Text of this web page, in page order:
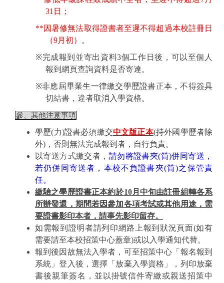
31 日；
**因暑修無法取得證書者至遲不得超過本校註冊日
（9月初）。
※完成報到並寄出資料3個工作日後，可以至個人
報到網頁查詢資料是否寄達。
※非應屆畢業生一律繳交學歷證書正本，不得簽具
切結書，違者取消入學資格。
參、其他注意事項
學歷(力)證書必須繳交中文版正本(持外國學歷者除
外) ，否則無法完成報到者，自行負責。
以寄送方式繳交者， 請勿將證書夾(筒)併同寄送，
若仍併同寄送者，本校不負證書夾(筒)之保管責
任。
繳驗之學歷證書正本約於10月中旬由註冊組轉各系
所辦發還，期間若因參加各項考試或其他用途，需
要證書影印本者，請事先影印留存。
如需報到證明者請列印網路上報到狀況頁面(如有
需要請至本校招策中心蓋章)或以入學通知代替。
報到後因故無法入學者，可至招策中心「報名報到
系統」登入後，選擇「放棄入學資格」，列印放棄
書後親筆簽名，並以掛號信件寄繳或親送招策中